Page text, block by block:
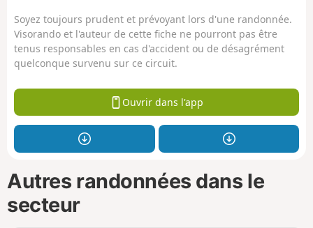
Soyez toujours prudent et prévoyant lors d'une randonnée.
Visorando et l'auteur de cette fiche ne pourront pas être
tenus responsables en cas d'accident ou de désagrément
quelconque survenu sur ce circuit.
Ouvrir dans l'app
Autres randonnées dans le
secteur